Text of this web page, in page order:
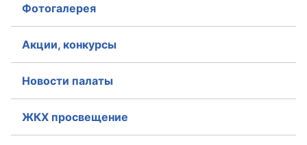
Фотогалерея
Акции, конкурсы
Новости палаты
ЖКХ просвещение